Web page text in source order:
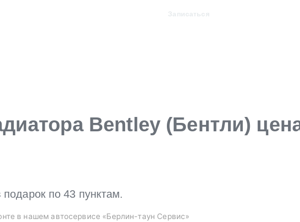
Записаться
Bentley (Бентли)
по 43 пунктам.
в нашем автосервисе «Берлин-таун Сервис»